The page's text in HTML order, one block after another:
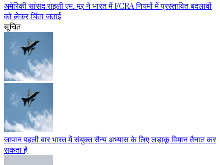
अमेरिकी सांसद राइली एम. मूर ने भारत में FCRA नियमों में प्रस्तावित बदलावों
को लेकर चिंता जताई
सूचित
जापान पहली बार भारत में संयुक्त सैन्य अभ्यास के लिए लड़ाकू विमान तैनात कर
सकता है